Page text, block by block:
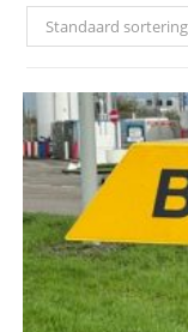
Standaard sortering